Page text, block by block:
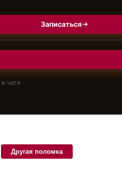
Записаться
чате
Другая поломка